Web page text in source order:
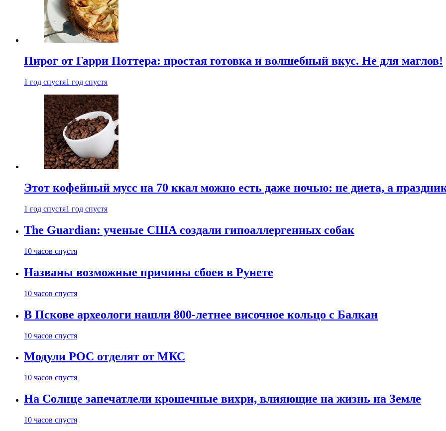
Пирог от Гарри Поттера: простая готовка и волшебный вкус. Не для маглов!
1 год спустя1 год спустя
Этот кофейный мусс на 70 ккал можно есть даже ночью: не диета, а
1 год спустя1 год спустя
The Guardian: ученые США создали гипоаллергенных собак
10 часов спустя
Названы возможные причины сбоев в Рунете
10 часов спустя
В Пскове археологи нашли 800-летнее височное кольцо с Балкан
10 часов спустя
Модули РОС отделят от МКС
10 часов спустя
На Солнце запечатлели крошечные вихри, влияющие на жизнь на Земле
10 часов спустя